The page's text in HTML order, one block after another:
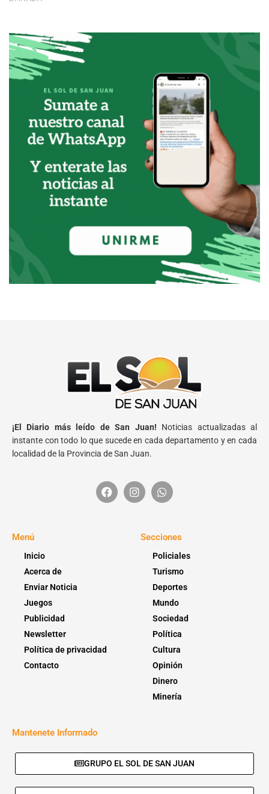
¡El Diario más leído de San Juan! Noticias actualizadas al
instante con todo lo que sucede en cada departamento y en cada
localidad de la Provincia de San Juan.
Menú
Inicio
Acerca de
Enviar Noticia
Juegos
Publicidad
Newsletter
Política de privacidad
Contacto
Secciones
Policiales
Turismo
Deportes
Mundo
Sociedad
Política
Cultura
Opinión
Dinero
Minería
Mantenete Informado
GRUPO EL SOL DE SAN JUAN